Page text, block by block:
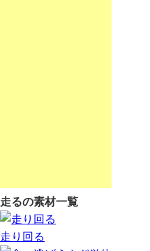
走るの素材一覧
走り回る